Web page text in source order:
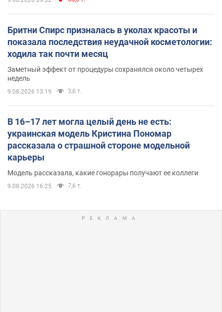
Бритни Спирс призналась в уколах красоты и
показала последствия неудачной косметологии:
ходила так почти месяц
Заметный эффект от процедуры сохранялся около четырех
недель
9.08.2026 13:19 3,6 т.
В 16–17 лет могла целый день не есть:
украинская модель Кристина Пономар
рассказала о страшной стороне модельной
карьеры
Модель рассказала, какие гонорары получают ее коллеги
9.08.2026 16:25 7,6 т.